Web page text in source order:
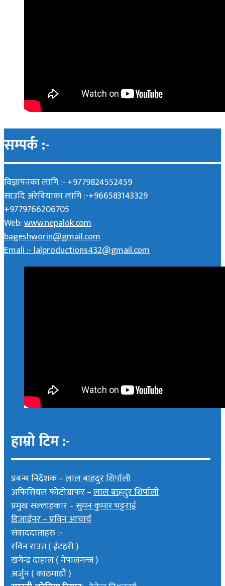
सम्पर्क :-
विज्ञापनका लागि :- +9779824552459
साउदि अरेबियाका लागि :-+966583143329
+9779766206705
Web:www.nepalok.com
bageshworin@gmail.com
Emali :- lalproductions432@gmail.com
हाम्रो टिम :-
प्रबन्ध निर्देशक –लाल बाहदुर शिर्पाली
अफिसियल फोटोग्राफर –लाल बाहदुर शिर्पाली
प्रमुख सल्लाहकार –सुमन कुमार भट्टराई
डिजाईनर – प्रविन आचार्य
संवाददाताहरु :-
रविन राउत ( ईटहरी )
खगेन्द्र दाहाल ( नेपालगन्ज )
अर्जुन ( काठमाडौं )